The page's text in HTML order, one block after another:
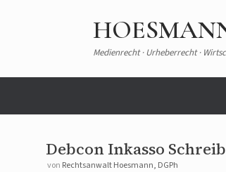
Medienrecht · Urheberrecht ·
Debcon Inkasso
von Rechtsanwalt Hoesmann, DGPh